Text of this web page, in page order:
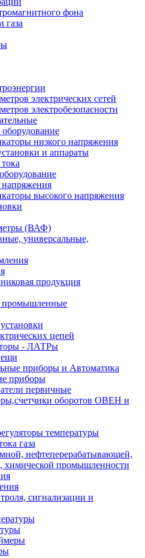
фона
газа
электрических сетей
электробезопасности
низкого напряжения
и аппараты
высокого напряжения
(ВАФ)
универсальные,
продукция
промышленные
цепей
- ЛАТРы
приборы и Автоматика
приборы
первичные
оборотов ОВЕН и
температуры
газа
нефтеперерабатывающей,
химической промышленности
сигнализации и